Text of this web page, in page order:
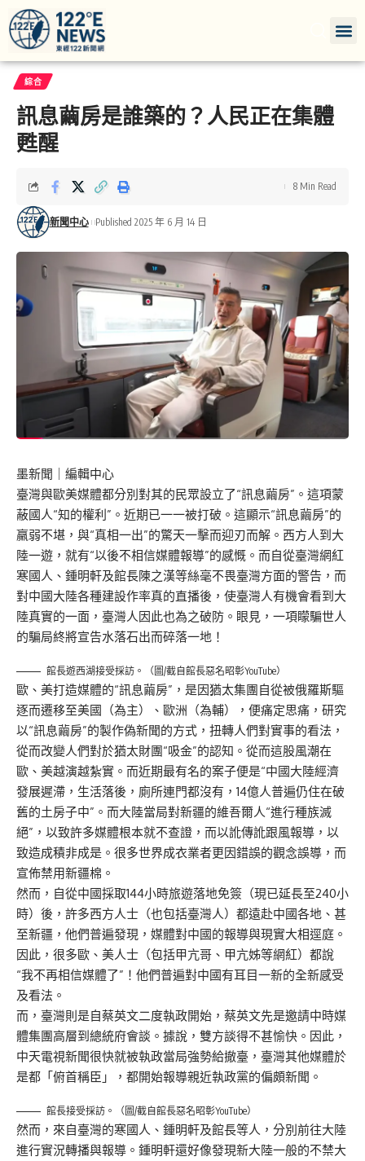
綜合
訊息繭房是誰築的？人民正在集體
甦醒
新聞中心 Published 2025 年 6 月 14 日
8 Min Read
墨新聞 ｜編輯中心
臺灣與歐美媒體都分別對其的民眾設立了“訊息繭房”。這項蒙
蔽國人“知的權利”。近期已一一被打破。這顯示“訊息繭房”的
羸弱不堪，與“真相一出”的驚天一擊而迎刃而解。西方人到大
陸一遊，就有“以後不相信媒體報導”的感慨。而自從臺灣網紅
寒國人、鍾明軒及館長陳之漢等絲毫不畏臺灣方面的警告，而
對中國大陸各種建設作率真的直播後，使臺灣人有機會看到大
陸真實的一面，臺灣人因此也為之破防。眼見，一項矇騙世人
的騙局終將宣告水落石出而碎落一地！
館長遊西湖接受採訪。（圖/截自館長惡名昭彰YouTube）
歐、美打造媒體的“訊息繭房”，是因猶太集團自從被俄羅斯驅
逐而遷移至美國（為主）、歐洲（為輔），便痛定思痛，研究
以“訊息繭房”的製作偽新聞的方式，扭轉人們對實事的看法，
從而改變人們對於猶太財團“吸金”的認知。從而這股風潮在
歐、美越演越紮實。而近期最有名的案子便是“中國大陸經濟
發展遲滯，生活落後，廁所連門都沒有，14億人普遍仍住在破
舊的土房子中”。而大陸當局對新疆的維吾爾人“進行種族滅
絕”，以致許多媒體根本就不查證，而以訛傳訛跟風報導，以
致造成積非成是。很多世界成衣業者更因錯誤的觀念誤導，而
宣佈禁用新疆棉。
然而，自從中國採取144小時旅遊落地免簽（現已延長至240小
時）後，許多西方人士（也包括臺灣人）都遠赴中國各地、甚
至新疆，他們普遍發現，媒體對中國的報導與現實大相逕庭。
因此，很多歐、美人士（包括甲亢哥、甲亢姊等網紅）都說
“我不再相信媒體了”！他們普遍對中國有耳目一新的全新感受
及看法。
而，臺灣則是自蔡英文二度執政開始，蔡英文先是邀請中時媒
體集團高層到總統府會談。據說，雙方談得不甚愉快。因此，
中天電視新聞很快就被執政當局強勢給撤臺，臺灣其他媒體於
是都「俯首稱臣」，都開始報導親近執政黨的偏頗新聞。
館長接受採訪。（圖/截自館長惡名昭彰YouTube）
然而，來自臺灣的寒國人、鍾明軒及館長等人，分別前往大陸
進行實況轉播與報導。鍾明軒還好像發現新大陸一般的不禁大